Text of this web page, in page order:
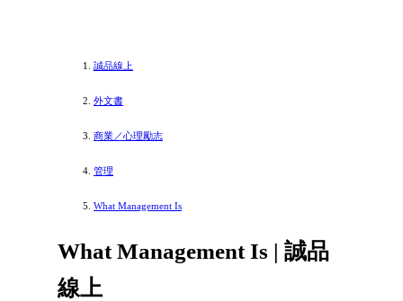
誠品線上
外文書
商業／心理勵志
管理
What Management Is
What Management Is | 誠品
線上